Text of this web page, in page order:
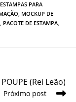
ESTAMPAS PARA
, MOCKUP DE
, PACOTE DE ESTAMPA,
(Rei Leão)
Próximo post